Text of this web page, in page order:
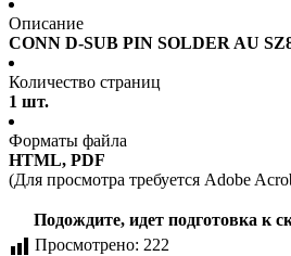
Описание
CONN D-SUB PIN SOLDER AU
Количество страниц
1 шт.
Форматы файла
HTML, PDF
(Для просмотра требуется Adobe
Подождите, идет подготовка к
Просмотрено: 222